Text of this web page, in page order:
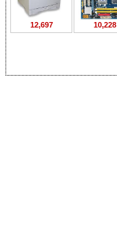
12,697 10,228